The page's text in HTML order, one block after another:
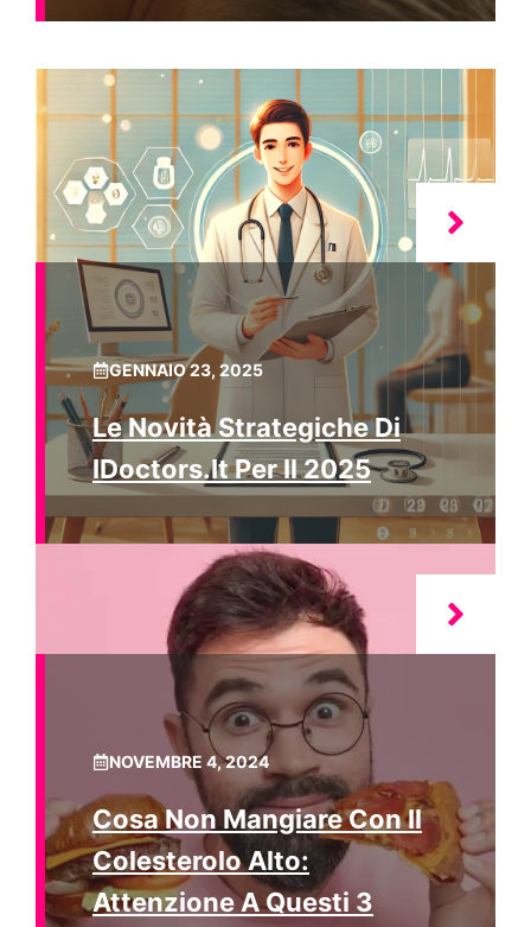
GENNAIO 23, 2025
Le Novità Strategiche Di
IDoctors.it Per Il 2025
NOVEMBRE 4, 2024
Cosa Non Mangiare Con Il
Colesterolo Alto:
Attenzione A Questi 3